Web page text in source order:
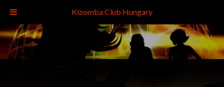
Kizomba Club Hungary